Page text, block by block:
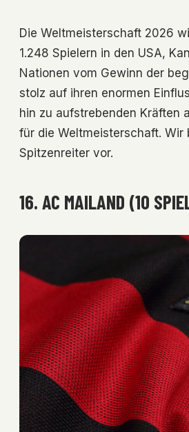
Die Weltmeisterschaft 2026
1.248 Spielern in den USA,
Nationen vom Gewinn der
stolz auf ihren enormen
hin zu aufstrebenden Kräften
für die Weltmeisterschaft. Wir
Spitzenreiter vor.
16. AC MAILAND (10